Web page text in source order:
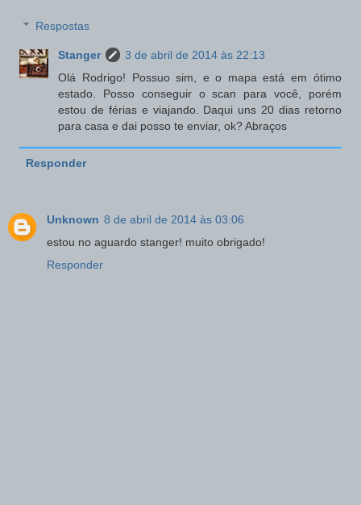
Respostas
Stanger
3 de abril de 2014 às 22:13
Olá Rodrigo! Possuo sim, e o mapa está em ótimo
estado. Posso conseguir o scan para você, porém
estou de férias e viajando. Daqui uns 20 dias retorno
para casa e dai posso te enviar, ok? Abraços
Responder
Unknown 8 de abril de 2014 às 03:06
estou no aguardo stanger! muito obrigado!
Responder